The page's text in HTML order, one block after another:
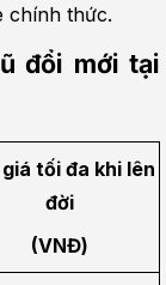
chính thức.
đổi mới tại
tối đa khi lên
đời
(VNĐ)